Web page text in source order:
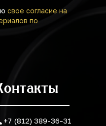
свое согласие на
по
+7 (812) 389-36-31